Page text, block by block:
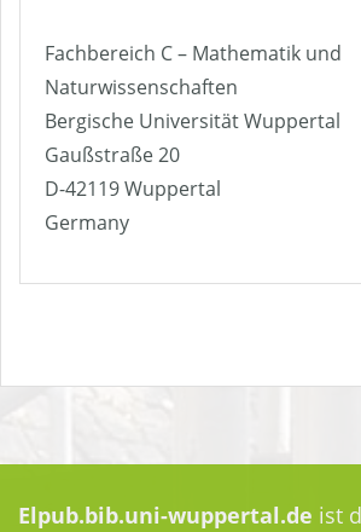
Fachbereich C – Mathematik und
Naturwissenschaften
Bergische Universität Wuppertal
Gaußstraße 20
D-42119 Wuppertal
Germany
Elpub.bib.uni-wuppertal.de ist